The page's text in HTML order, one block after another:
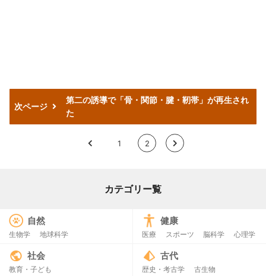
次ページ
第二の誘導で「骨・関節・腱・靭帯」が再生され
た
< 1 2 >
カテゴリー覧
自然
生物学 地球科学
健康
医療 スポーツ 脳科学 心理学
社会
教育・子ども
古代
歴史・考古学 古生物